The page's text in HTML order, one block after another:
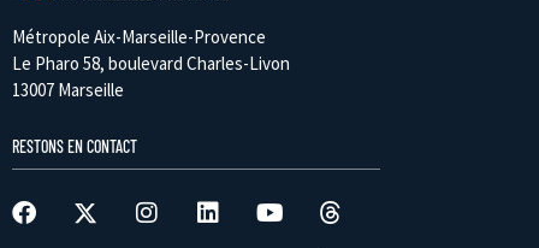
Métropole Aix-Marseille-Provence
Le Pharo 58, boulevard Charles-Livon
13007 Marseille
RESTONS EN CONTACT